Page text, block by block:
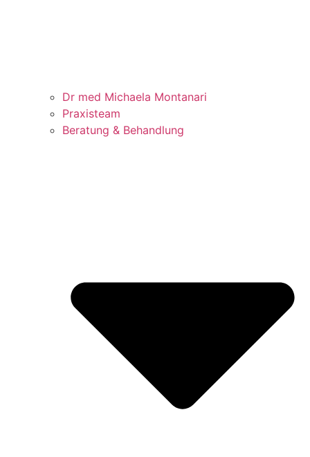
Dr med Michaela Montanari
Praxisteam
Beratung & Behandlung